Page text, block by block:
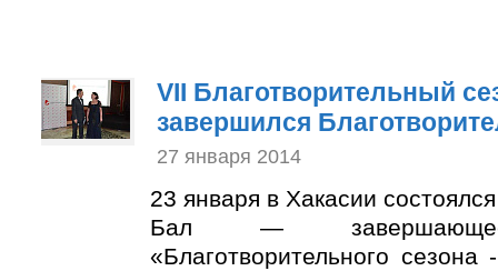
VII Благотворительный
завершился
27 января 2014
23 января в Хакасии
Бал — завершающее
«Благотворительного